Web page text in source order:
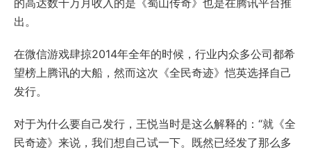
的高达数千万月收入的是《蜀山传奇》也是在腾讯平台推
出。
在微信游戏肆掠2014年全年的时候，行业内众多公司都希
望榜上腾讯的大船，然而这次《全民奇迹》恺英选择自己
发行。
对于为什么要自己发行，王悦当时是这么解释的：“就《全
民奇迹》来说，我们想自己试一下。既然已经发了那么多